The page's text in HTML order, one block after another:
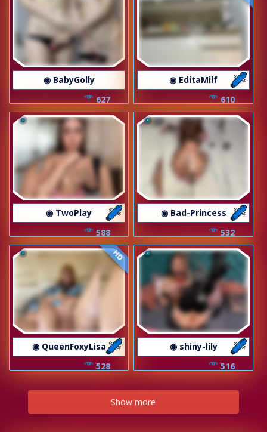
◉ BabyGolly
627
◉ EditaMilf
610
◉ TwoPlay
588
◉ Bad-Princess
532
HD
◉ QueenFoxyLisa
528
◉ shiny-lily
516
Show more